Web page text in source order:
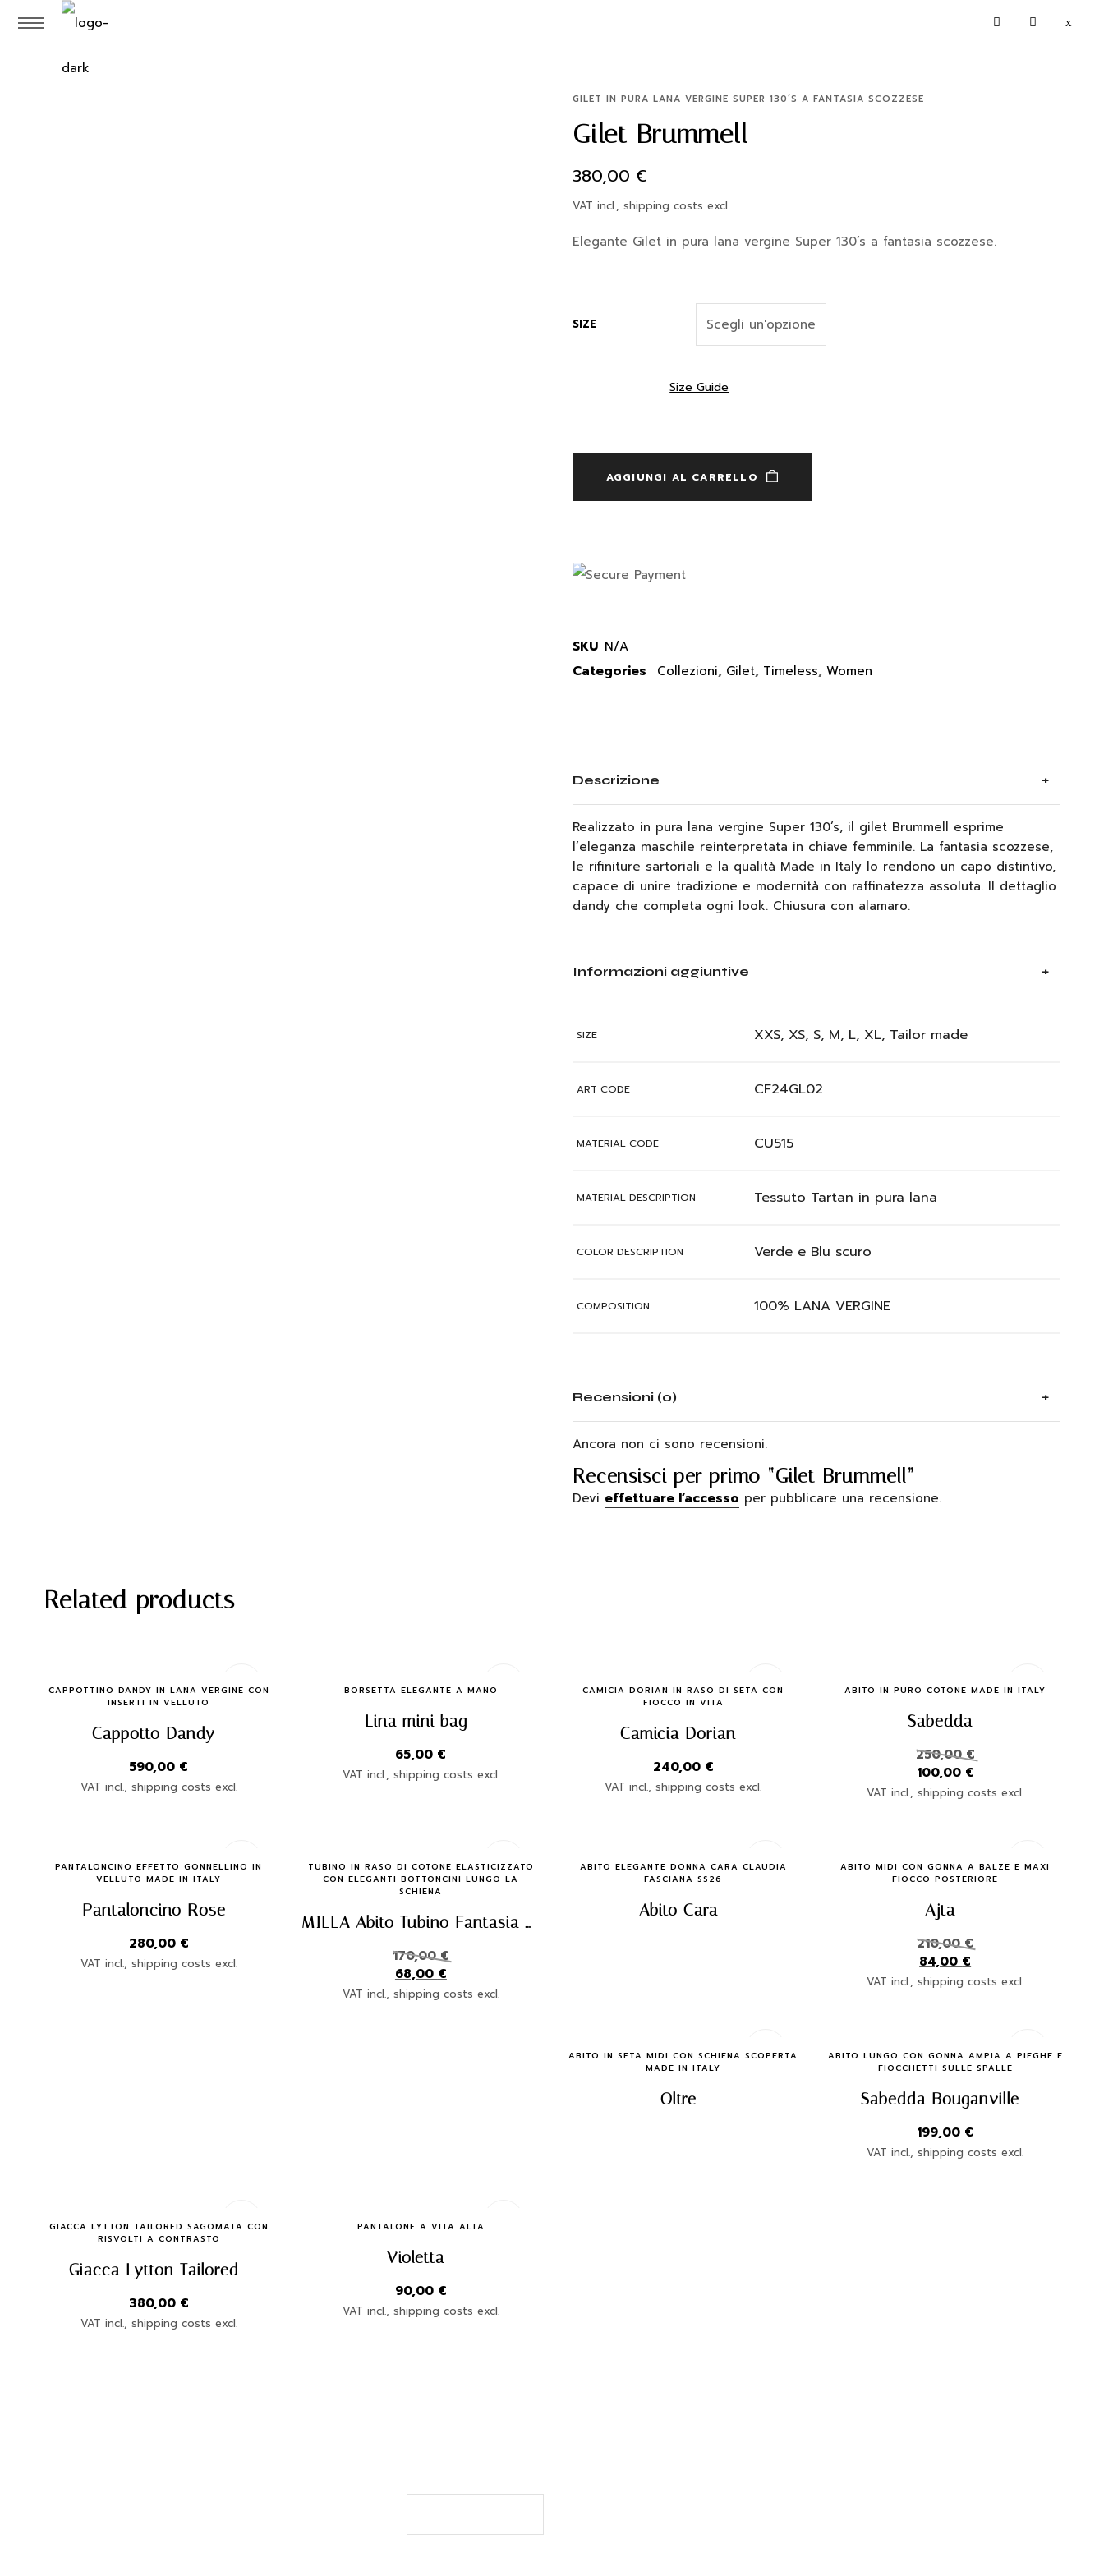
GILET IN PURA LANA VERGINE SUPER 130’S A FANTASIA SCOZZESE
Gilet Brummell
380,00 €
VAT incl., shipping costs excl.
Elegante Gilet in pura lana vergine Super 130’s a fantasia scozzese.
SIZE
Size Guide
AGGIUNGI AL CARRELLO
SKU N/A
Categories
Collezioni, Gilet, Timeless, Women
Descrizione
Realizzato in pura lana vergine Super 130’s, il gilet Brummell esprime
l’eleganza maschile reinterpretata in chiave femminile. La fantasia scozzese,
le rifiniture sartoriali e la qualità Made in Italy lo rendono un capo distintivo,
capace di unire tradizione e modernità con raffinatezza assoluta. Il dettaglio
dandy che completa ogni look. Chiusura con alamaro.
Informazioni aggiuntive
SIZE XXS, XS, S, M, L, XL, Tailor made
ART CODE CF24GL02
MATERIAL CODE CU515
MATERIAL DESCRIPTION Tessuto Tartan in pura lana
COLOR DESCRIPTION Verde e Blu scuro
COMPOSITION 100% LANA VERGINE
Recensioni (0)
Ancora non ci sono recensioni.
Recensisci per primo “Gilet Brummell”
Devi effettuare l’accesso per pubblicare una recensione.
Related products
Quick Buy
CAPPOTTINO DANDY IN LANA VERGINE CON
INSERTI IN VELLUTO
Cappotto Dandy
590,00 €
VAT incl., shipping costs excl.
Quick Buy
BORSETTA ELEGANTE A MANO
Lina mini bag
65,00 €
VAT incl., shipping costs excl.
Quick Buy
CAMICIA DORIAN IN RASO DI SETA CON
FIOCCO IN VITA
Camicia Dorian
240,00 €
VAT incl., shipping costs excl.
Quick Buy
ABITO IN PURO COTONE MADE IN ITALY
Sabedda
250,00€
100,00 €
VAT incl., shipping costs excl.
Quick Buy
PANTALONCINO EFFETTO GONNELLINO IN
VELLUTO MADE IN ITALY
Pantaloncino Rose
280,00 €
VAT incl., shipping costs excl.
Quick Buy
TUBINO IN RASO DI COTONE ELASTICIZZATO
CON ELEGANTI BOTTONCINI LUNGO LA
SCHIENA
MILLA Abito Tubino Fantasia Buganville – Eleganza Made in Italy
170,00€
68,00 €
VAT incl., shipping costs excl.
Quick Buy
ABITO ELEGANTE DONNA CARA CLAUDIA
FASCIANA SS26
Abito Cara
Quick Buy
ABITO MIDI CON GONNA A BALZE E MAXI
FIOCCO POSTERIORE
Ajta
210,00€
84,00 €
VAT incl., shipping costs excl.
Quick Buy
ABITO IN SETA MIDI CON SCHIENA SCOPERTA
MADE IN ITALY
Oltre
Quick Buy
ABITO LUNGO CON GONNA AMPIA A PIEGHE E
FIOCCHETTI SULLE SPALLE
Sabedda Bouganville
199,00 €
VAT incl., shipping costs excl.
Quick Buy
GIACCA LYTTON TAILORED SAGOMATA CON
RISVOLTI A CONTRASTO
Giacca Lytton Tailored
380,00 €
VAT incl., shipping costs excl.
Quick Buy
PANTALONE A VITA ALTA
Violetta
90,00 €
VAT incl., shipping costs excl.